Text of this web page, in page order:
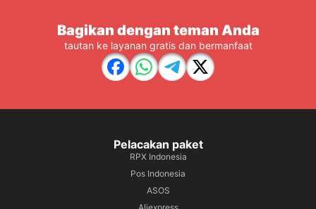
Bagikan dengan teman Anda
tautan ke layanan gratis dan bermanfaat
Pelacakan paket
RPX Indonesia
Pos Indonesia
ASOS